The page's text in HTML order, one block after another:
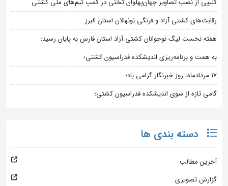
کلیپی از نصب تصاویر جهان‌پهلوان تختی در کمپ تیم‌های ملی کشتی
رقابت‌های کشتی آزاد و فرنگی نونهالان استان البرز
هفته نخست لیگ نوجوانان کشتی آزاد استان فارس به پایان رسید؛
به همت و برنامه‌ریزی اندیشکده فدراسیون کشتی؛
۱۷ مردادماه، روز خبرنگار گرامی باد؛
گامی تازه از سوی اندیشکده فدراسیون کشتی؛
دسته بندی ها
آخرین مطالب
گزارش تصویری